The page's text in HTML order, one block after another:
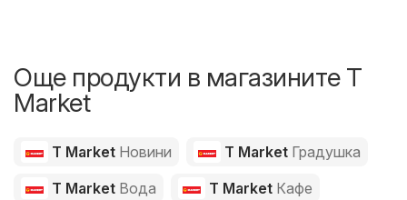
Още продукти в магазините T
Market
T Market Новини T Market Градушка
T Market Вода T Market Кафе